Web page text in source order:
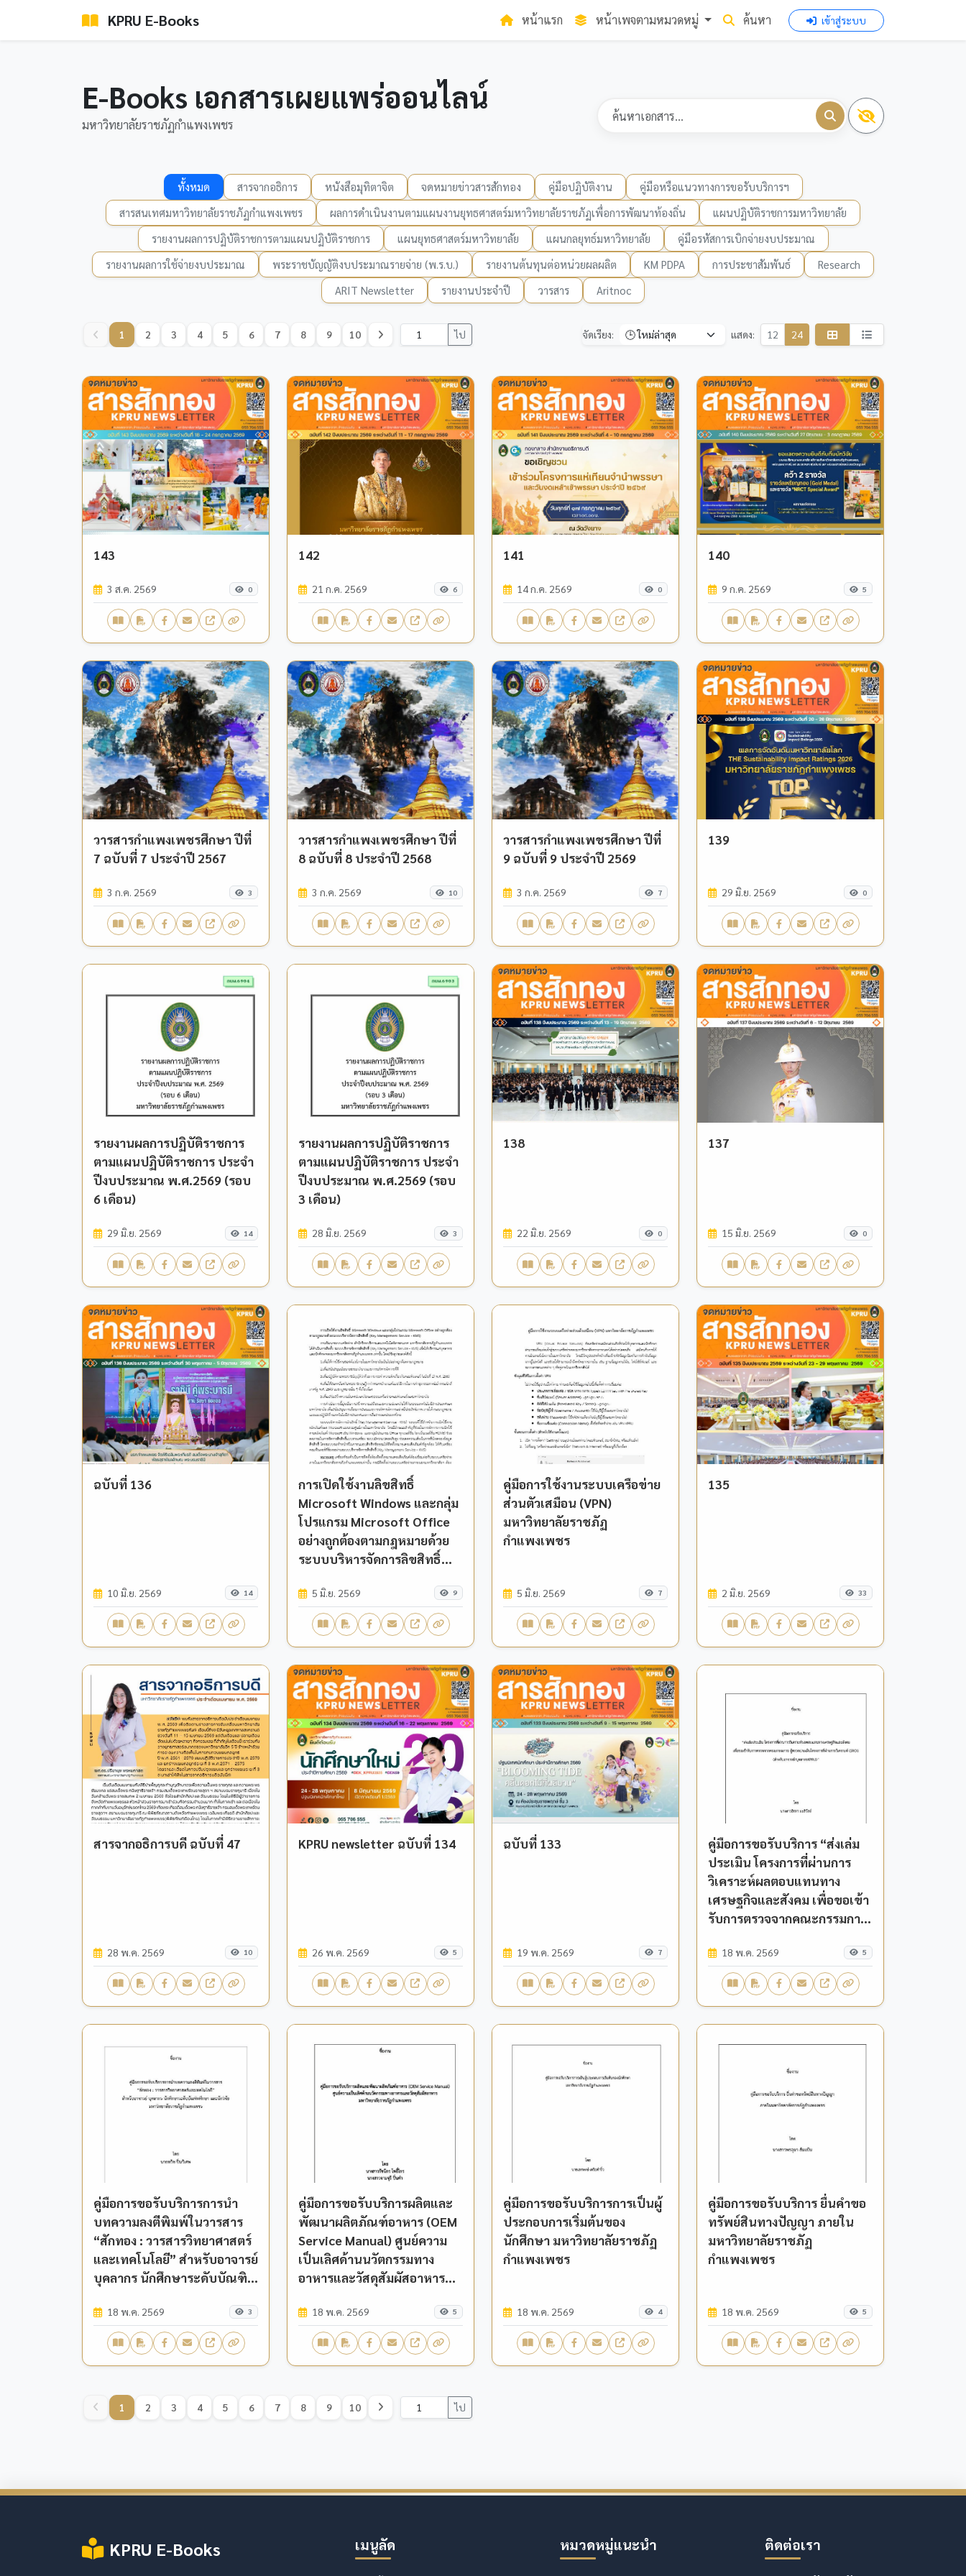
KPRU E-Books หน้าแรก หน้าเพจตามหมวดหมู่ ค้นหา เข้าสู่ระบบ
E-Books เอกสารเผยแพร่ออนไลน์
มหาวิทยาลัยราชภัฏกำแพงเพชร
ทั้งหมด สารจากอธิการ หนังสือมุทิตาจิต จดหมายข่าวสารสักทอง คู่มือปฏิบัติงาน
คู่มือหรือแนวทางการขอรับบริการฯ
สารสนเทศมหาวิทยาลัยราชภัฏกำแพงเพชร
ผลการดำเนินงานตามแผนงานยุทธศาสตร์มหาวิทยาลัยราชภัฏเพื่อการพัฒนาท้องถิ่น
แผนปฏิบัติราชการมหาวิทยาลัย
รายงานผลการปฏิบัติราชการตามแผนปฏิบัติราชการ
แผนยุทธศาสตร์มหาวิทยาลัย แผนกลยุทธ์มหาวิทยาลัย
คู่มือรหัสการเบิกจ่ายงบประมาณ
รายงานผลการใช้จ่ายงบประมาณ
พระราชบัญญัติงบประมาณรายจ่าย (พ.ร.บ.) รายงานต้นทุนต่อหน่วยผลผลิต KM PDPA การประชาสัมพันธ์
Research
ARIT Newsletter
รายงานประจำปี วารสาร Aritnoc
1 2 3 4 5 6 7 8 9 10 ไป จัดเรียง: แสดง: 12 24
143
3 ส.ค. 2569 0
142
21 ก.ค. 2569 6
141
14 ก.ค. 2569 0
140
9 ก.ค. 2569 5
วารสารกำแพงเพชรศึกษา ปีที่
7 ฉบับที่ 7 ประจำปี 2567
3 ก.ค. 2569 3
วารสารกำแพงเพชรศึกษา ปีที่
8 ฉบับที่ 8 ประจำปี 2568
3 ก.ค. 2569 10
วารสารกำแพงเพชรศึกษา ปีที่
9 ฉบับที่ 9 ประจำปี 2569
3 ก.ค. 2569 7
139
29 มิ.ย. 2569 0
รายงานผลการปฏิบัติราชการ
ตามแผนปฏิบัติราชการ ประจำ
ปีงบประมาณ พ.ศ.2569 (รอบ
6 เดือน)
29 มิ.ย. 2569 14
รายงานผลการปฏิบัติราชการ
ตามแผนปฏิบัติราชการ ประจำ
ปีงบประมาณ พ.ศ.2569 (รอบ
3 เดือน)
28 มิ.ย. 2569 3
138
22 มิ.ย. 2569 0
137
15 มิ.ย. 2569 0
ฉบับที่ 136
10 มิ.ย. 2569 14
การเปิดใช้งานลิขสิทธิ์
Microsoft Windows และกลุ่ม
โปรแกรม Microsoft Office
อย่างถูกต้องตามกฎหมายด้วย
ระบบบริหารจัดการลิขสิทธิ์
KMS)5 มิ.ย. 2569 9
คู่มือการใช้งานระบบเครือข่าย
ส่วนตัวเสมือน (VPN)
มหาวิทยาลัยราชภัฏ
กำแพงเพชร
5 มิ.ย. 2569 7
135
2 มิ.ย. 2569 33
สารจากอธิการบดี ฉบับที่ 47
28 พ.ค. 2569 10
KPRU newsletter ฉบับที่ 134
26 พ.ค. 2569 5
ฉบับที่ 133
19 พ.ค. 2569 7
คู่มือการขอรับบริการ “ส่งเล่ม
ประเมิน โครงการที่ผ่านการ
วิเคราะห์ผลตอบแทนทาง
เศรษฐกิจและสังคม เพื่อขอเข้า
รับการตรวจจากคณะกรรมการ
การวิเคราะห์ (SROI) (สำหรับ
อาจารย์/บุคลากร KPRU)”
18 พ.ค. 2569 5
คู่มือการขอรับบริการการนำ
บทความลงตีพิมพ์ในวารสาร
“สักทอง : วารสารวิทยาศาสตร์
และเทคโนโลยี” สำหรับอาจารย์
บุคลากร นักศึกษาระดับบัณฑิต
ราชภัฏกำแพงเพชร
18 พ.ค. 2569 3
คู่มือการขอรับบริการผลิตและ
พัฒนาผลิตภัณฑ์อาหาร (OEM
Service Manual) ศูนย์ความ
เป็นเลิศด้านนวัตกรรมทาง
อาหารและวัสดุสัมผัสอาหาร
กำแพงเพชร
18 พ.ค. 2569 5
คู่มือการขอรับบริการการเป็นผู้
ประกอบการเริ่มต้นของ
นักศึกษา มหาวิทยาลัยราชภัฏ
กำแพงเพชร
18 พ.ค. 2569 4
คู่มือการขอรับบริการ ยื่นคำขอ
ทรัพย์สินทางปัญญา ภายใน
มหาวิทยาลัยราชภัฏ
กำแพงเพชร
18 พ.ค. 2569 5
1 2 3 4 5 6 7 8 9 10 ไป
KPRU E-Books เมนูลัด หมวดหมู่แนะนำ ติดต่อเรา